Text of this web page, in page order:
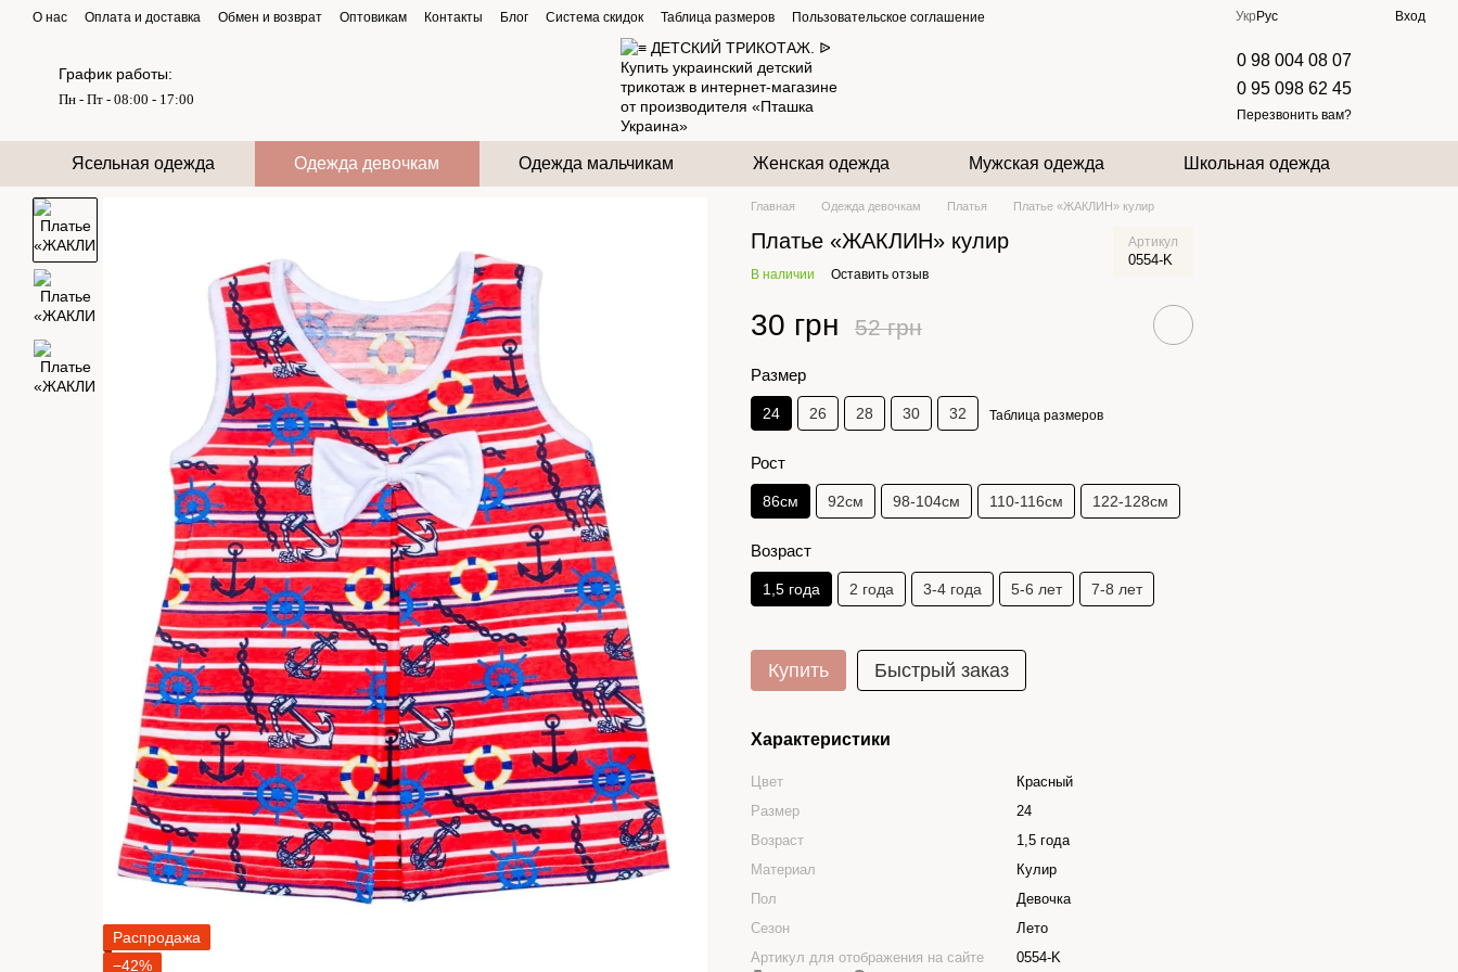
Перейти к основному контенту
О нас Оплата и доставка Обмен и возврат Оптовикам Контакты Блог Система скидок Таблица размеров Пользовательское соглашение Укр Рус Вход
График работы:
Пн - Пт - 08:00 - 17:00
0 98 004 08 07
0 95 098 62 45
Перезвонить вам?
Ясельная одежда Одежда девочкам Одежда мальчикам Женская одежда Мужская одежда Школьная одежда
Распродажа
−42%
Главная Одежда девочкам Платья Платье «ЖАКЛИН» кулир
Платье «ЖАКЛИН» кулир Артикул
0554-K
В наличии Оставить отзыв
30 грн 52 грн
Размер
24 26 28 30 32 Таблица размеров
Рост
86см 92см 98-104см 110-116см 122-128см
Возраст
1,5 года 2 года 3-4 года 5-6 лет 7-8 лет
Купить Быстрый заказ
Характеристики
Цвет
Красный
Размер
24
Возраст
1,5 года
Материал
Кулир
Пол
Девочка
Сезон
Лето
Артикул для отображения на сайте
0554-K